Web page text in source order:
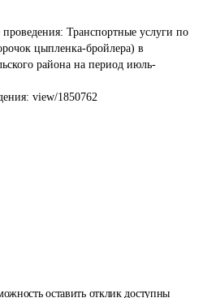
оставить отклик доступны
Транспортные услуги по
цыпленка-бройлера) в
района на период июль-
view/1850762